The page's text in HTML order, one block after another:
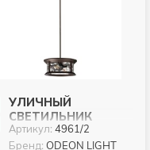
УЛИЧНЫЙ
СВЕТИЛЬНИК
ODEON LIGHT
MAVRET 4961/2
Артикул:4961/2
Бренд:ODEON LIGHT